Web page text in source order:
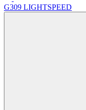
G309 LIGHTSPEED